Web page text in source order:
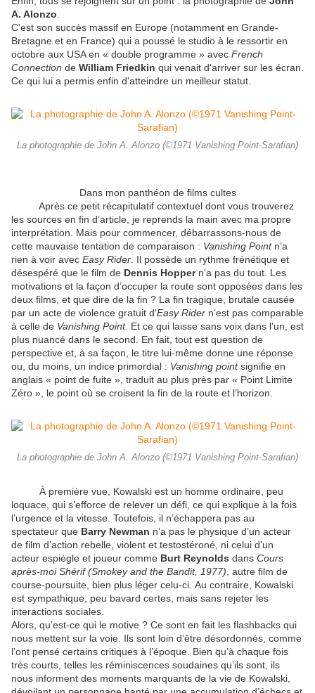
A. Alonzo
C'est son succès massif en Europe (notamment en Grande-
Bretagne et en France) qui a poussé le studio à le ressortir en
octobre aux USA en « double programme » avec French
Connection de William Friedkin qui venait d'arriver sur les écran.
Ce qui lui a permis enfin d'atteindre un meilleur statut.
La photographie de John A. Alonzo (©1971 Vanishing Point-Sarafian)
Dans mon panthéon de films cultes
Après ce petit récapitulatif contextuel dont vous trouverez
les sources en fin d’article, je reprends la main avec ma propre
interprétation. Mais pour commencer, débarrassons-nous de
cette mauvaise tentation de comparaison : Vanishing Pointn’a
rien à voir avec Easy Rider . Il possède un rythme frénétique et
désespéré que le film de Dennis Hoppern'a pas du tout. Les
motivations et la façon d’occuper la route sont opposées dans les
deux films, et que dire de la fin ? La fin tragique, brutale causée
par un acte de violence gratuit d’Easy Rider n’est pas comparable
à celle de Vanishing Point. Et ce qui laisse sans voix dans l'un, est
plus nuancé dans le second. En fait, tout est question de
perspective et, à sa façon, le titre lui-même donne une réponse
ou, du moins, un indice primordial : Vanishing pointsignifie en
anglais « point de fuite », traduit au plus près par « Point Limite
Zéro », le point où se croisent la fin de la route et l’horizon.
La photographie de John A. Alonzo (©1971 Vanishing Point-Sarafian)
À première vue, Kowalski est un homme ordinaire, peu
loquace, qui s’efforce de relever un défi, ce qui explique à la fois
l’urgence et la vitesse. Toutefois, il n’échappera pas au
spectateur que Barry Newman n’a pas le physique d’un acteur
de film d’action rebelle, violent et testostéroné, ni celui d'un
acteur espiègle et joueur comme Burt Reynolds dans Cours
après-moi Shérif (Smokey and the Bandit, 1977) , autre film de
course-poursuite, bien plus léger celu-ci Au contraire, Kowalski
est sympathique, peu bavard certes, mais sans rejeter les
interactions sociales.
Alors, qu’est-ce qui le motive ? Ce sont en fait les flashbacks qui
nous mettent sur la voie. Ils sont loin d’être désordonnés, comme
l’ont pensé certains critiques à l’époque. Bien qu’à chaque fois
très courts, telles les réminiscences soudaines qu’ils sont, ils
nous informent des moments marquants de la vie de Kowalski,